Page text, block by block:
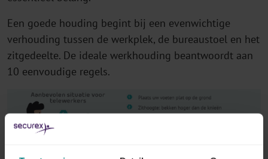
Een goede houding begint bij een evenwichtige
verhouding tussen de werkplek, de bureaustoel en het
zitgedeelte. De ideale werkhouding beantwoordt aan
10 eenvoudige regels.